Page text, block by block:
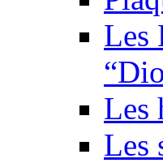
Les
Les
Les